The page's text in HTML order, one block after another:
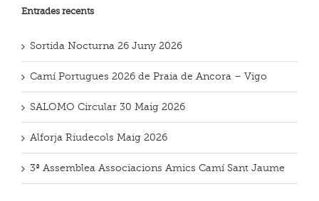
Entrades recents
Sortida Nocturna 26 Juny 2026
Camí Portugues 2026 de Praia de Ancora – Vigo
SALOMO Circular 30 Maig 2026
Alforja Riudecols Maig 2026
3ª Assemblea Associacions Amics Camí Sant Jaume